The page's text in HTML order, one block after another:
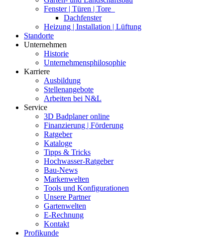
Fenster | Türen | Tore
Dachfenster
Heizung | Installation | Lüftung
Standorte
Unternehmen
Historie
Unternehmensphilosophie
Karriere
Ausbildung
Stellenangebote
Arbeiten bei N&L
Service
3D Badplaner online
Finanzierung | Förderung
Ratgeber
Kataloge
Tipps & Tricks
Hochwasser-Ratgeber
Bau-News
Markenwelten
Tools und Konfigurationen
Unsere Partner
Gartenwelten
E-Rechnung
Kontakt
Profikunde